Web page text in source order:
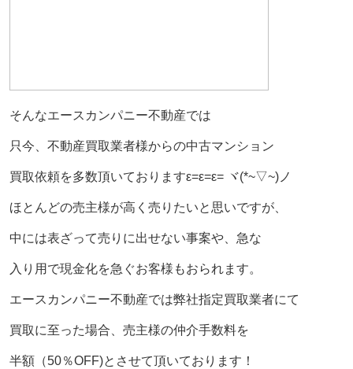
そんなエースカンパニー不動産では
只今、不動産買取業者様からの中古マンション
買取依頼を多数頂いておりますε=ε=ε= ヾ(*~▽~)ノ
ほとんどの売主様が高く売りたいと思いですが、
中には表ざって売りに出せない事案や、急な
入り用で現金化を急ぐお客様もおられます。
エースカンパニー不動産では弊社指定買取業者にて
買取に至った場合、売主様の仲介手数料を
半額（50％OFF)とさせて頂いております！